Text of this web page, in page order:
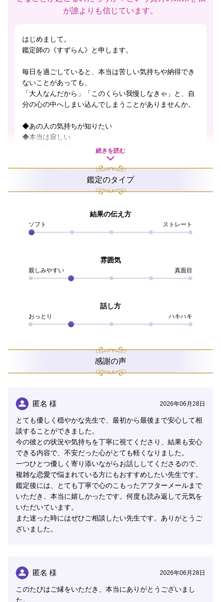
が誰よりも信じています。
はじめまして。
鑑定師の《すずらん》と申します。
毎日を過ごしていると、本当は苦しい気持ちや納得でき
ないことがあっても、
「大人なんだから」「このくらい我慢しなきゃ」と、自
分の心の中へしまい込んでしまうことがありませんか。
◆あの人の気持ちが知りたい
◆本当は寂しい
◆でも誰にも言えない・・・
そんな想いを抱えながらも笑顔で毎日を頑張っている方
は、とても多いのではないでしょうか。
がら生きてきました。
「どう伝えたらいいんだろう」
気持ちを心の中に閉じ込め、自分の本音を伝える事を諦
めて過ごしていました。
カードは、暗闇の中にそっと小さな灯りを灯してくれる
ようなメッセージを届けてくれます。
◇タロットカード
◇ルノルマンカード
◇オラクルカード
◇九星気学
◇四柱推命
などを使いながら、おひとりおひとりの心に寄り添う鑑
定を大切にしています。
恋愛、人間関係、仕事、家族のこと・・・
どんなお悩みでも大丈夫です。
お話がまとまっていなくても大丈夫。
鑑定が終わる頃には、
続きを読む
鑑定のタイプ
結果の伝え方
ソフト ストレート
雰囲気
親しみやすい 真面目
話し方
おっとり ハキハキ
感謝の声
匿名 様 2026年06月28日
とても優しく穏やかな先生で、最初から最後まで安心して相
談することができました。
今の彼との状況や気持ちを丁寧に視てくださり、結果も安心
できる内容で、不安だった心がとても軽くなりました。
一つひとつ優しく寄り添いながらお話ししてくださるので、
複雑な恋愛で悩まれている方にもおすすめしたい先生です。
鑑定後には、とても丁寧で心のこもったアフターメールまで
いただき、本当に嬉しかったです。何度も読み返して元気を
いただいています。
また迷った時にはぜひご相談したい先生です。ありがとうご
ざいました。
匿名 様 2026年06月28日
このたびはご縁をいただき、本当にありがとうございまし
た。